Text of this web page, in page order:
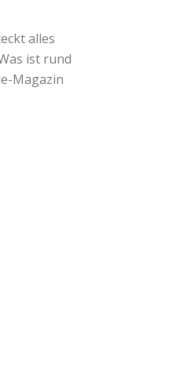
alles
ist rund
Magazin